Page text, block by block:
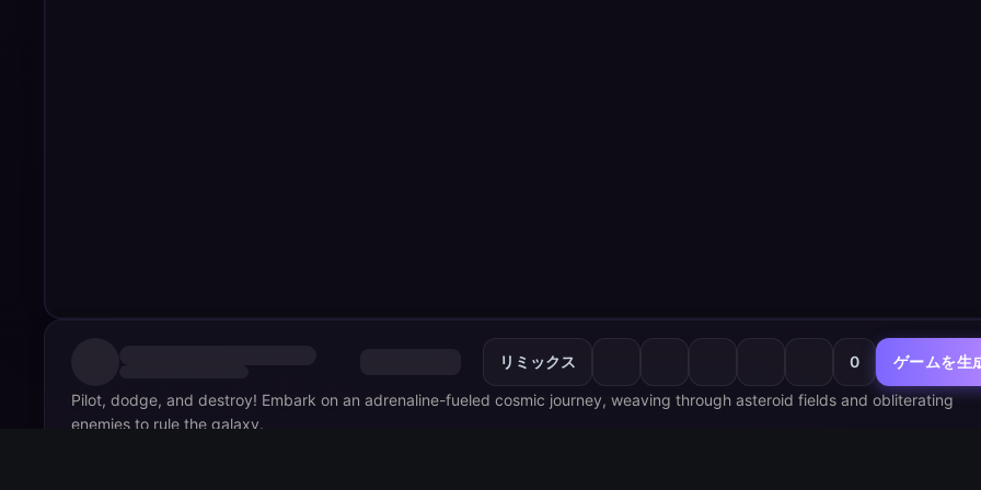
リミックス 0 ゲームを生
Pilot, dodge, and destroy! Embark on an adrenaline-fueled cosmic journey, weaving through asteroid fields and obliterating
enemies to rule the galaxy.